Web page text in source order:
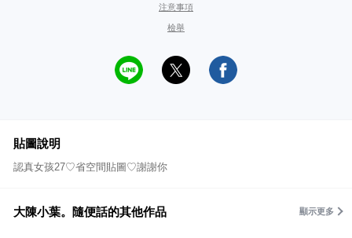
注意事項
檢舉
貼圖說明
認真女孩27♡省空間貼圖♡謝謝你
大陳小葉。隨便話的其他作品 顯示更多